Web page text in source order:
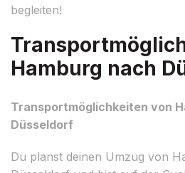
begleiten!
Hamburg nach
Transportmöglichkeiten von
Düsseldorf
Du planst deinen Umzug von